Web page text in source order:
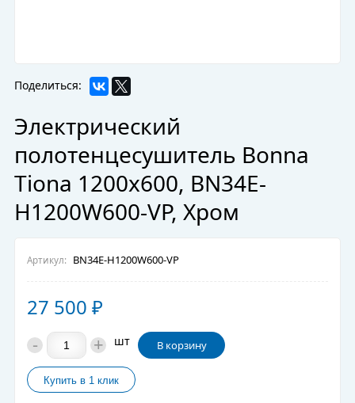
Поделиться:
Электрический
полотенцесушитель Bonna
Tiona 1200x600, BN34E-
H1200W600-VP, Хром
Артикул: BN34E-H1200W600-VP
27 500 ₽
- + шт В корзину